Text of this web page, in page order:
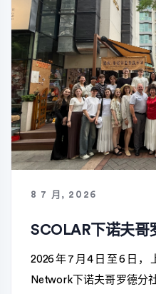
8 7 月, 2026
SCOLAR下诺夫哥
2026年7月4日至6日，
Network下诺夫哥罗德分